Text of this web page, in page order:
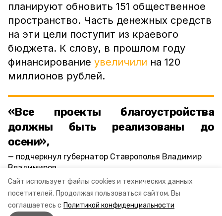
Сайт использует файлы cookies и технических данных
посетителей. Продолжая пользоваться сайтом, Вы
соглашаетесь с Политикой конфиденциальности
планируют обновить 151 общественное
пространство. Часть денежных средств
на эти цели поступит из краевого
бюджета. К слову, в прошлом году
финансирование увеличили на 120
миллионов рублей.
«Все проекты благоустройства
должны быть реализованы до
осени»,
подчеркнул губернатор Ставрополья Владимир
Владимиров.
ставропольский край владимир владимиров